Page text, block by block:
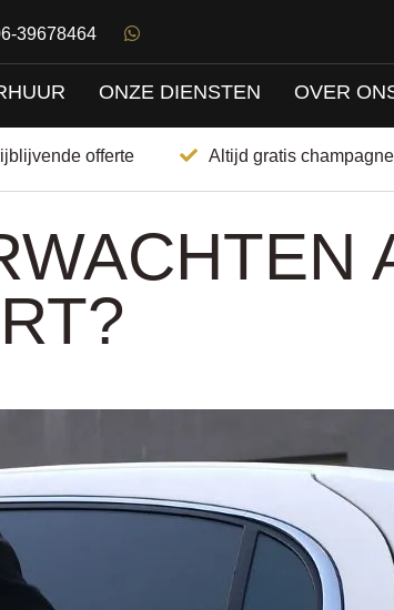
HOME
LIMOUSINE VERHUUR
OVER ONS
CONTACT
39678464
ONZE DIENSTEN OVER
offerte Altijd gratis